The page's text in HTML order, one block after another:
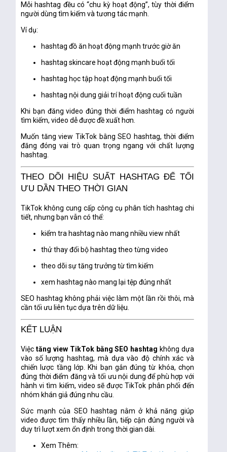
Mỗi hashtag đều có “chu kỳ hoạt động”, tùy thời điểm
người dùng tìm kiếm và tương tác mạnh.
Ví dụ:
hashtag đồ ăn hoạt động mạnh trước giờ ăn
hashtag skincare hoạt động mạnh buổi tối
hashtag học tập hoạt động mạnh buổi tối
hashtag nội dung giải trí hoạt động cuối tuần
Khi bạn đăng video đúng thời điểm hashtag có người
tìm kiếm, video dễ được đề xuất hơn.
Muốn tăng view TikTok bằng SEO hashtag, thời điểm
đăng đóng vai trò quan trọng ngang với chất lượng
hashtag.
THEO DÕI HIỆU SUẤT HASHTAG ĐỂ TỐI
ƯU DẦN THEO THỜI GIAN
TikTok không cung cấp công cụ phân tích hashtag chi
tiết, nhưng bạn vẫn có thể:
kiểm tra hashtag nào mang nhiều view nhất
thử thay đổi bộ hashtag theo từng video
theo dõi sự tăng trưởng từ tìm kiếm
xem hashtag nào mang lại tệp đúng nhất
SEO hashtag không phải việc làm một lần rồi thôi, mà
cần tối ưu liên tục dựa trên dữ liệu.
KẾT LUẬN
Việc tăng view TikTok bằng SEO hashtag không dựa
vào số lượng hashtag, mà dựa vào độ chính xác và
chiến lược tầng lớp. Khi bạn gắn đúng từ khóa, chọn
đúng thời điểm đăng và tối ưu nội dung để phù hợp với
hành vi tìm kiếm, video sẽ được TikTok phân phối đến
nhóm khán giả đúng nhu cầu.
Sức mạnh của SEO hashtag nằm ở khả năng giúp
video được tìm thấy nhiều lần, tiếp cận đúng người và
duy trì lượt xem ổn định trong thời gian dài.
Xem Thêm: